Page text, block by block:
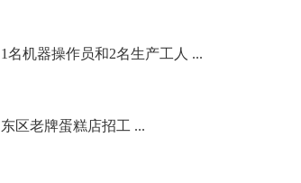
1名机器操作员和2名生产工人 ...
东区老牌蛋糕店招工 ...